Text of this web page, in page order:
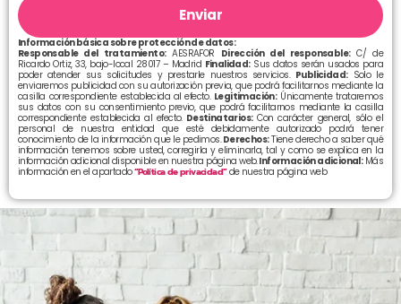
Enviar
Información básica sobre protección de datos:
Responsable del tratamiento:AESRAFOR Dirección del responsable:C/ de
Ricardo Ortiz, 33, bajo-local 28017 – Madrid Finalidad:Sus datos serán usados para
poder atender sus solicitudes y prestarle nuestros servicios. Publicidad:Solo le
enviaremos publicidad con su autorización previa, que podrá facilitarnos mediante la
casilla correspondiente establecida al efecto. Legitimación:Únicamente trataremos
sus datos con su consentimiento previo, que podrá facilitarnos mediante la casilla
correspondiente establecida al efecto.Destinatarios:Con carácter general, sólo el
personal de nuestra entidad que esté debidamente autorizado podrá tener
conocimiento de la información que le pedimos.Derechos:Tiene derecho a saber qué
información tenemos sobre usted, corregirla y eliminarla, tal y como se explica en la
información adicional disponible en nuestra página web.Información adicional:Más
información en el apartado“Política de privacidad”de nuestra página web